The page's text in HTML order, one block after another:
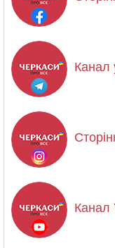
Канал
Канал